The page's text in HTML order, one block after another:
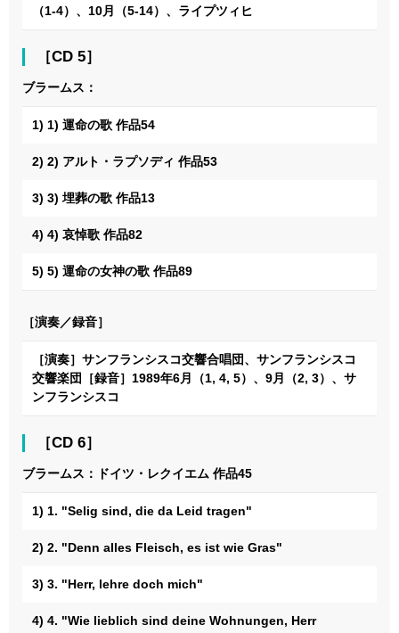
（1-4）、10月（5-14）、ライプツィヒ
［CD 5］
ブラームス：
1) 1) 運命の歌 作品54
2) 2) アルト・ラプソディ 作品53
3) 3) 埋葬の歌 作品13
4) 4) 哀悼歌 作品82
5) 5) 運命の女神の歌 作品89
［演奏／録音］
［演奏］サンフランシスコ交響合唱団、サンフランシスコ
交響楽団［録音］1989年6月（1, 4, 5）、9月（2, 3）、サ
ンフランシスコ
［CD 6］
ブラームス：ドイツ・レクイエム 作品45
1) 1. "Selig sind, die da Leid tragen"
2) 2. "Denn alles Fleisch, es ist wie Gras"
3) 3. "Herr, lehre doch mich"
4) 4. "Wie lieblich sind deine Wohnungen, Herr